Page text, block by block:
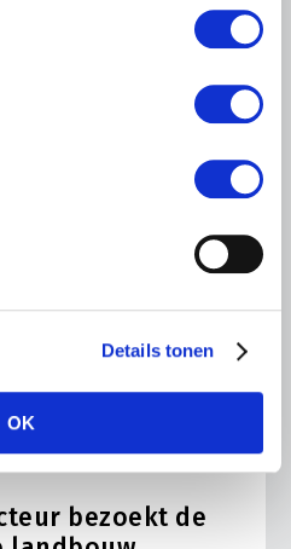
Details tonen
OK
bezoekt de